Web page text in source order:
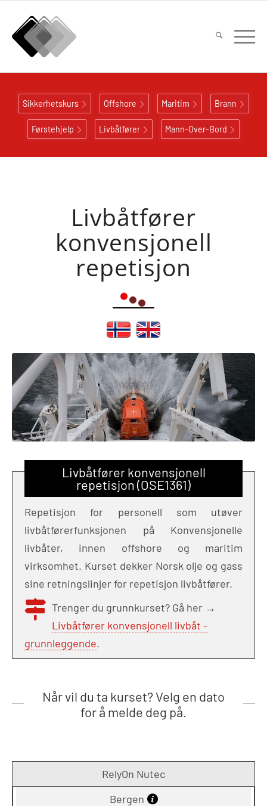
Sikkerhetskurs Offshore Maritim Brann
Førstehjelp Livbåtfører Mann-Over-Bord
Livbåtfører
konvensjonell
repetisjon
Livbåtfører konvensjonell
repetisjon (OSE1361)
Repetisjon for personell som utøver
livbåtførerfunksjonen på Konvensjonelle
livbåter, innen offshore og maritim
virksomhet. Kurset dekker Norsk olje og gass
sine retningslinjer for repetisjon livbåtfører.
Trenger du grunnkurset? Gå her →
Livbåtfører konvensjonell livbåt -
grunnleggende.
Når vil du ta kurset? Velg en dato
for å melde deg på.
RelyOn Nutec
Bergen